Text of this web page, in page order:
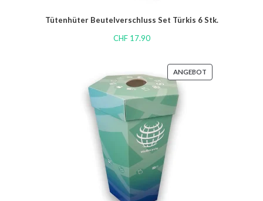
Tütenhüter Beutelverschluss Set Türkis 6 Stk.
CHF17.90
ANGEBOT